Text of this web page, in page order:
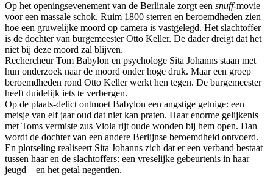
Op het openingsevenement van de Berlinale zorgt een snuff-movie
voor een massale schok. Ruim 1800 sterren en beroemdheden zien
hoe een gruwelijke moord op camera is vastgelegd. Het slachtoffer
is de dochter van burgemeester Otto Keller. De dader dreigt dat het
niet bij deze moord zal blijven.
Rechercheur Tom Babylon en psychologe Sita Johanns staan met
hun onderzoek naar de moord onder hoge druk. Maar een groep
beroemdheden rond Otto Keller werkt hen tegen. De burgemeester
heeft duidelijk iets te verbergen.
Op de plaats-delict ontmoet Babylon een angstige getuige: een
meisje van elf jaar oud dat niet kan praten. Haar enorme gelijkenis
met Toms vermiste zus Viola rijt oude wonden bij hem open. Dan
wordt de dochter van een andere Berlijnse beroemdheid ontvoerd.
En plotseling realiseert Sita Johanns zich dat er een verband bestaat
tussen haar en de slachtoffers: een vreselijke gebeurtenis in haar
jeugd – en het getal negentien.